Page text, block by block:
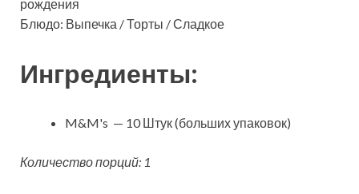
рождения
Блюдо: Выпечка / Торты / Сладкое
Ингредиенты:
M&M's — 10 Штук (больших упаковок)
Количество порций: 1